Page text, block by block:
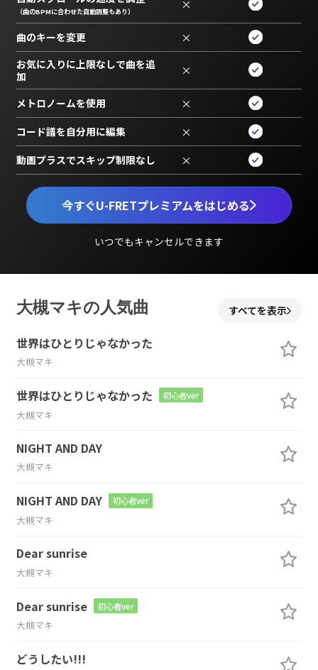
今すぐU-FRETプレミアムをはじめる
いつでもキャンセルできます
（曲のBPMに合わせた自動調整もあり） ×
曲のキーを変更 ×
お気に入りに上限なしで曲を追
加
×
メトロノームを使用 ×
コード譜を自分用に編集 ×
動画プラスでスキップ制限なし ×
大槻マキの人気曲 すべてを表示
世界はひとりじゃなかった
大槻マキ
世界はひとりじゃなかった 初心者ver
大槻マキ
NIGHT AND DAY
大槻マキ
NIGHT AND DAY 初心者ver
大槻マキ
Dear sunrise
大槻マキ
Dear sunrise 初心者ver
大槻マキ
どうしたい!!!